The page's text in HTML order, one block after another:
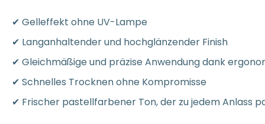
✔ Gelleffekt ohne UV-Lampe
✔ Langanhaltender und hochglänzender Finish
✔ Gleichmäßige und präzise Anwendung dank
✔ Schnelles Trocknen ohne Kompromisse
✔ Frischer pastellfarbener Ton, der zu jedem Anlass